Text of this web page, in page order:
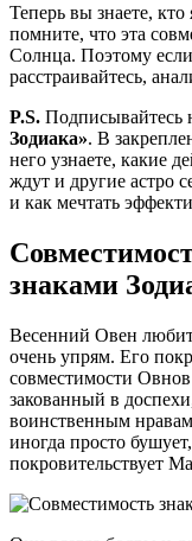
Теперь вы знаете,
помните, что эта
Солнца. Поэтому
расстраивайтесь,
P.S. Подписывайтесь
Зодиака». В
него узнаете, какие
ждут и другие астро
и как мечтать
знаками
Весенний Овен любит
очень упрям. Его
совместимости
закованный в
воинственным
иногда просто
покровительствует